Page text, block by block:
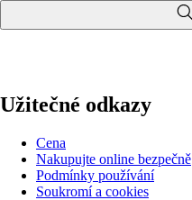
Užitečné odkazy
Cena
Nakupujte online bezpečně
Podmínky používání
Soukromí a cookies